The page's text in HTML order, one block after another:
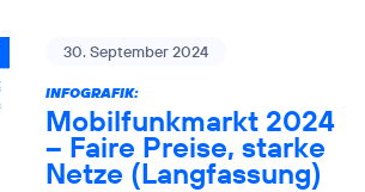
30. September 2024
INFOGRAFIK:
Mobilfunkmarkt 2024
– Faire Preise, starke
Netze (Langfassung)